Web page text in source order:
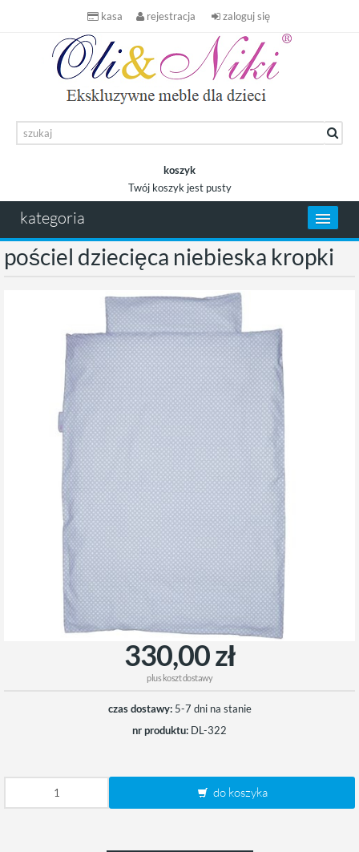
kasa rejestracja zaloguj się
koszyk
Twój koszyk jest pusty
kategoria
pościel dziecięca niebieska kropki
330,00 zł
pluskoszt dostawy
czas dostawy: 5-7 dni na stanie
nr produktu: DL-322
do koszyka